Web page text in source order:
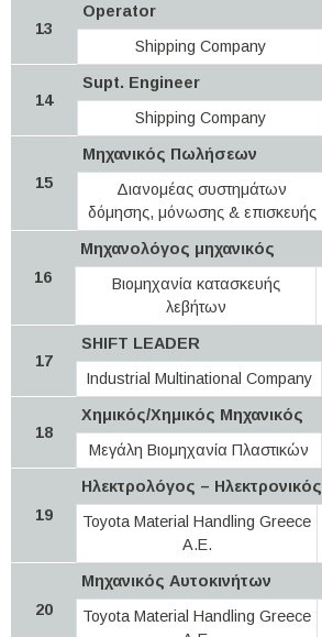
13
Operator
Shipping Company
14
Supt. Engineer
Shipping Company
15
Μηχανικός Πωλήσεων
Διανομέας συστημάτων
δόμησης, μόνωσης & επισκευής
16
Μηχανολόγος μηχανικός
Βιομηχανία κατασκευής
λεβήτων
17
SHIFT LEADER
Industrial Multinational Company
18
Χημικός/Χημικός Μηχανικός
Μεγάλη Βιομηχανία Πλαστικών
19
Ηλεκτρολόγος – Ηλεκτρονικός
Toyota Material Handling Greece
A.E.
20
Μηχανικός Αυτοκινήτων
Toyota Material Handling Greece